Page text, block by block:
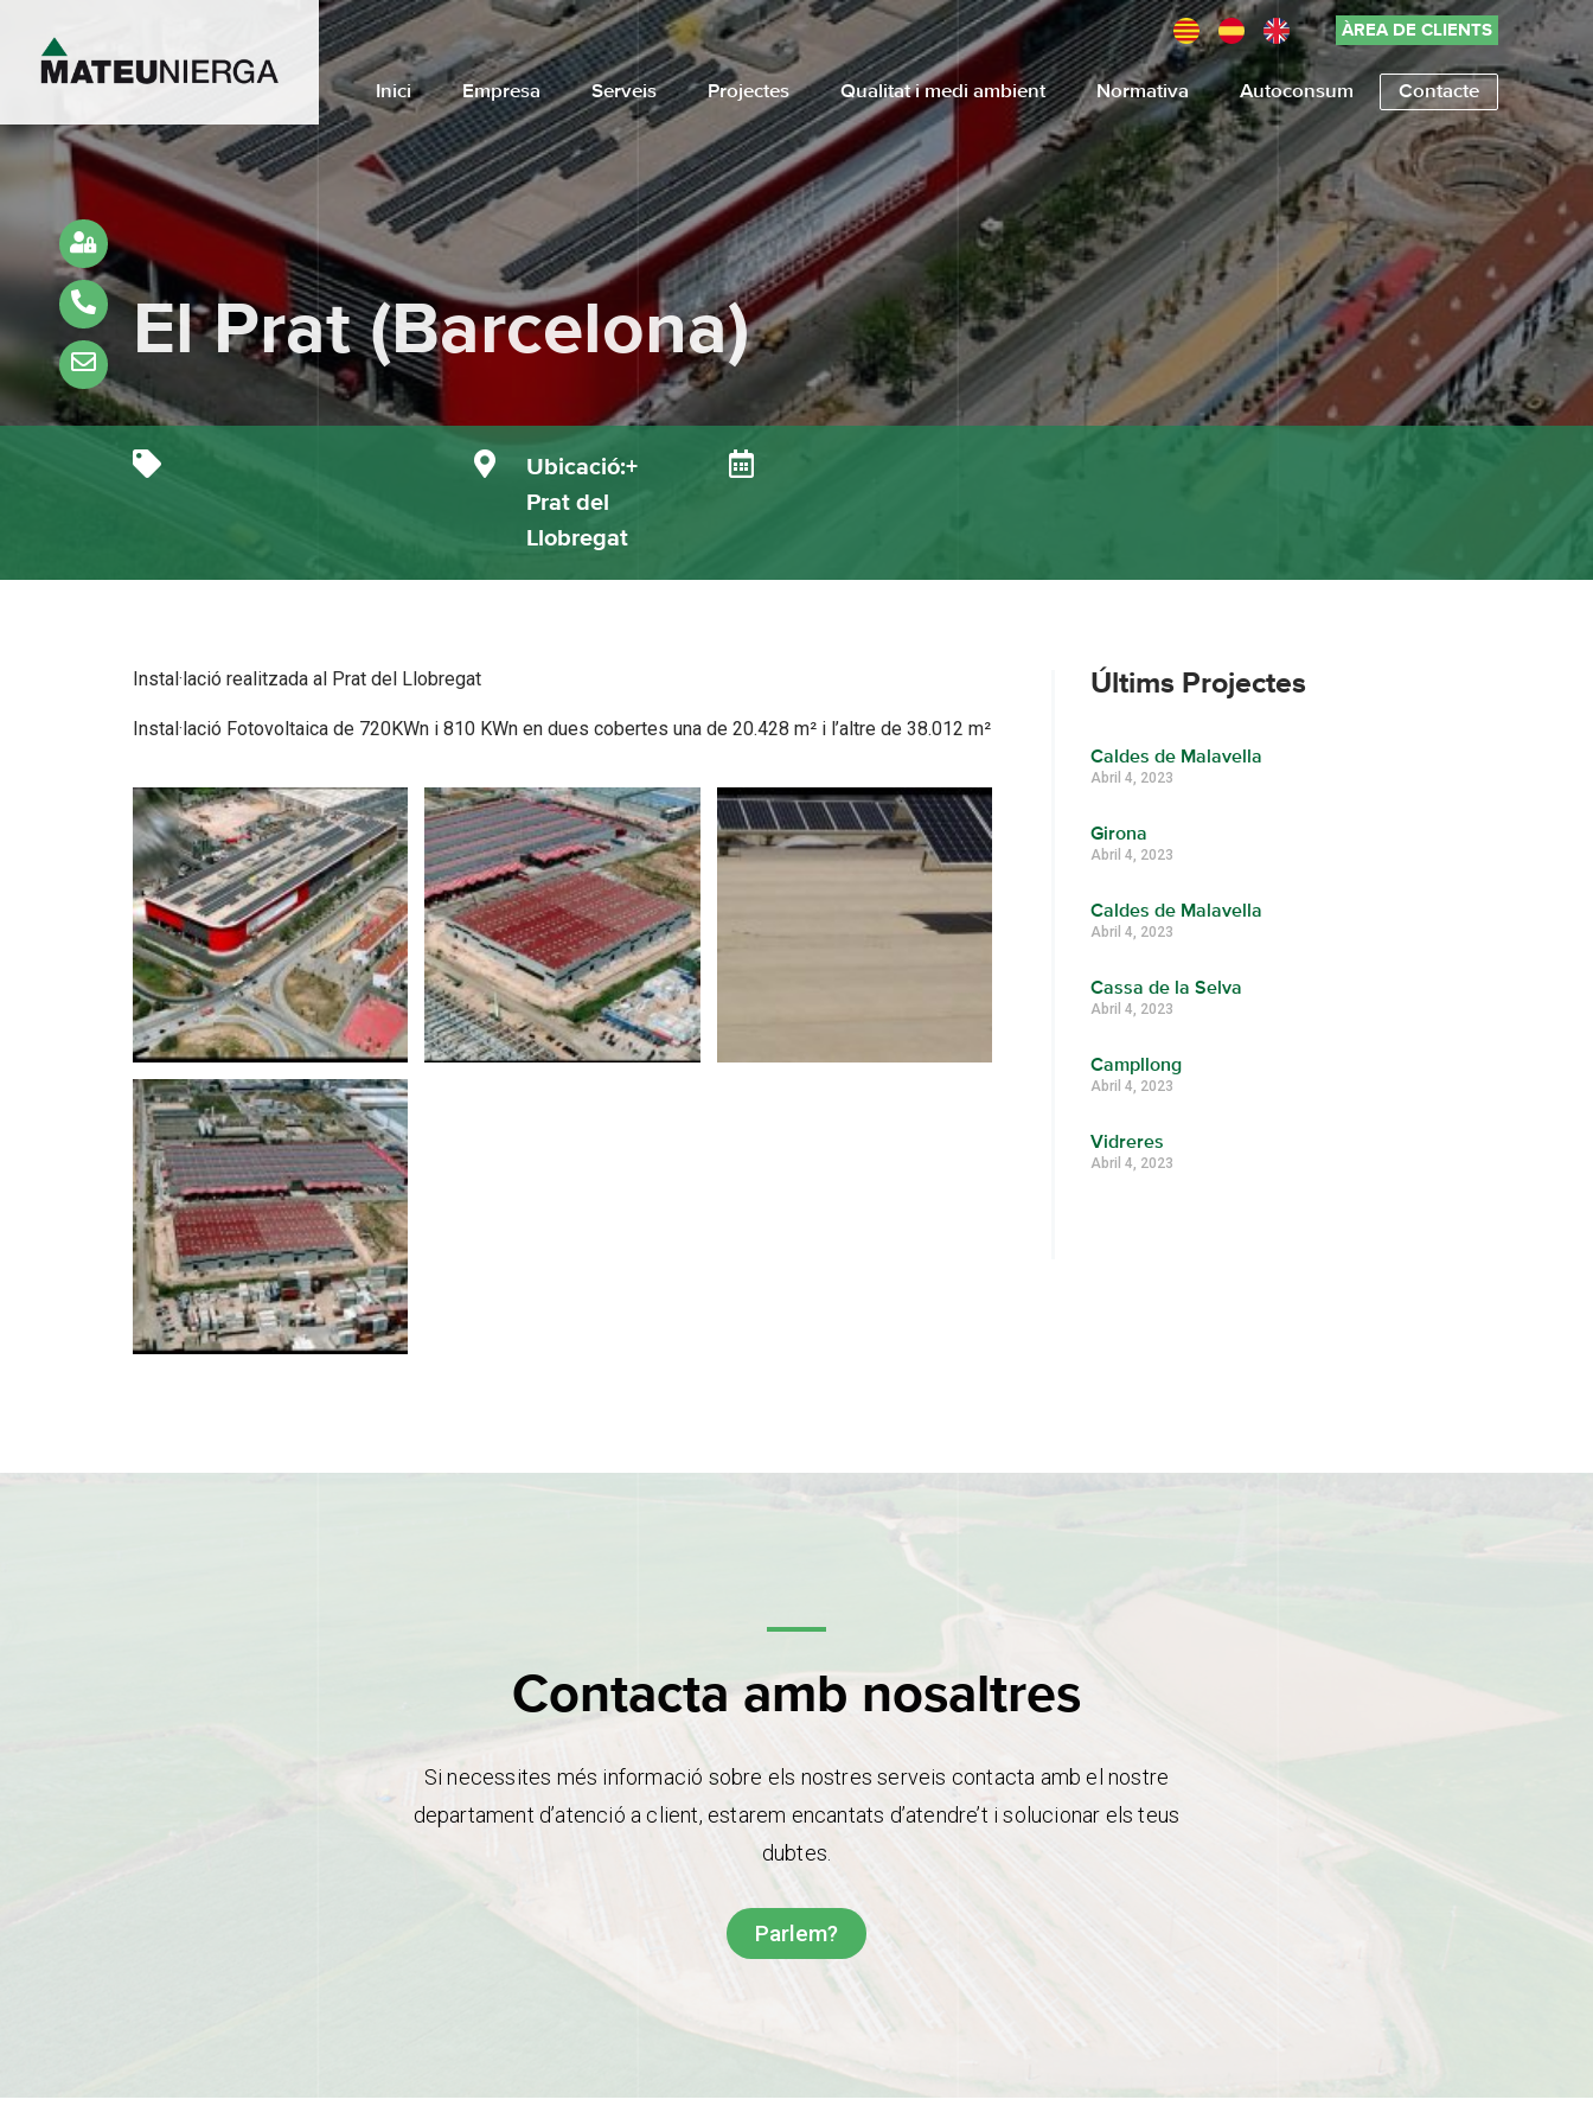
ÀREA DE CLIENTS
Inici Empresa Serveis Projectes Qualitat i medi ambient Normativa Autoconsum Contacte
El Prat (Barcelona)
Ubicació:+
Prat del
Llobregat
Instal·lació realitzada al Prat del Llobregat
Instal·lació Fotovoltaica de 720KWn i 810 KWn en dues cobertes una de 20.428 m² i l’altre de 38.012 m²
Últims Projectes
Caldes de Malavella
Abril 4, 2023
Girona
Abril 4, 2023
Caldes de Malavella
Abril 4, 2023
Cassa de la Selva
Abril 4, 2023
Campllong
Abril 4, 2023
Vidreres
Abril 4, 2023
Contacta amb nosaltres
Si necessites més informació sobre els nostres serveis contacta amb el nostre
departament d’atenció a client, estarem encantats d’atendre’t i solucionar els teus
dubtes.
Parlem?